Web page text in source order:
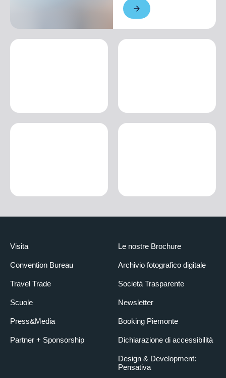
Visita
Convention Bureau
Travel Trade
Scuole
Press&Media
Partner + Sponsorship
Le nostre Brochure
Archivio fotografico digitale
Società Trasparente
Newsletter
Booking Piemonte
Dichiarazione di accessibilità
Design & Development:
Pensativa